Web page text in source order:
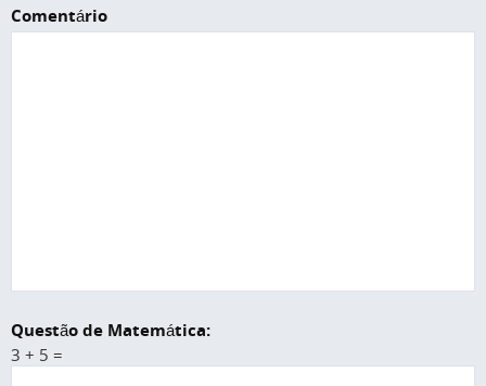
Comentário
Questão de Matemática:
3 + 5 =